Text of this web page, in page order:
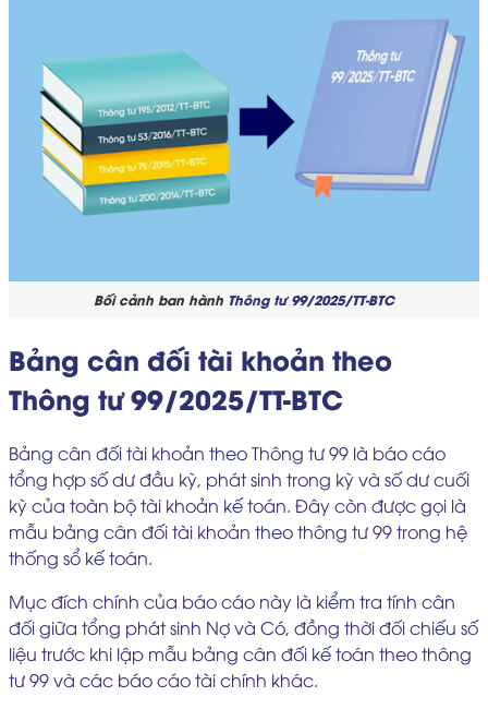
Bối cảnh ban hành Thông tư 99/2025/TT-BTC
Bảng cân đối tài khoản theo
Thông tư 99/2025/TT-BTC
Bảng cân đối tài khoản theo Thông tư 99 là báo cáo
tổng hợp số dư đầu kỳ, phát sinh trong kỳ và số dư cuối
kỳ của toàn bộ tài khoản kế toán. Đây còn được gọi là
mẫu bảng cân đối tài khoản theo thông tư 99 trong hệ
thống sổ kế toán.
Mục đích chính của báo cáo này là kiểm tra tính cân
đối giữa tổng phát sinh Nợ và Có, đồng thời đối chiếu số
liệu trước khi lập mẫu bảng cân đối kế toán theo thông
tư 99 và các báo cáo tài chính khác.